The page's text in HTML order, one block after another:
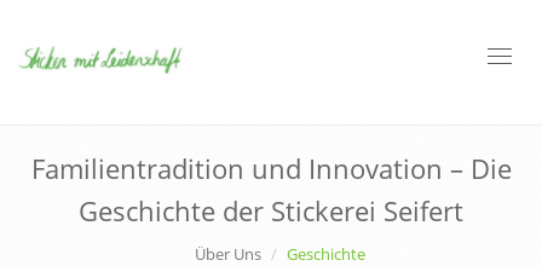
Familientradition und Innovation – Die
Geschichte der Stickerei Seifert
Über Uns Geschichte